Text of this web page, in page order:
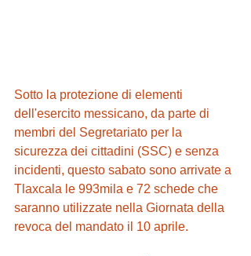
Sotto la protezione di elementi
dell'esercito messicano, da parte di
membri del Segretariato per la
sicurezza dei cittadini (SSC) e senza
incidenti, questo sabato sono arrivate a
Tlaxcala le 993mila e 72 schede che
saranno utilizzate nella Giornata della
revoca del mandato il 10 aprile.